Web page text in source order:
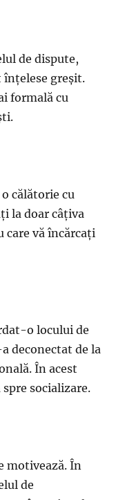
de dispute,
înțelese greșit.
formală cu
călătorie cu
la doar câțiva
care vă încărcați
o locului de
deconectat de la
În acest
socializare.
motivează. În
de